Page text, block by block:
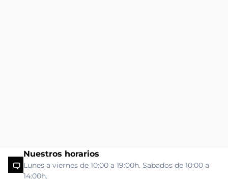
Nuestros horarios
Lunes a viernes de 10:00 a 19:00h. Sabados de 10:00 a
14:00h.